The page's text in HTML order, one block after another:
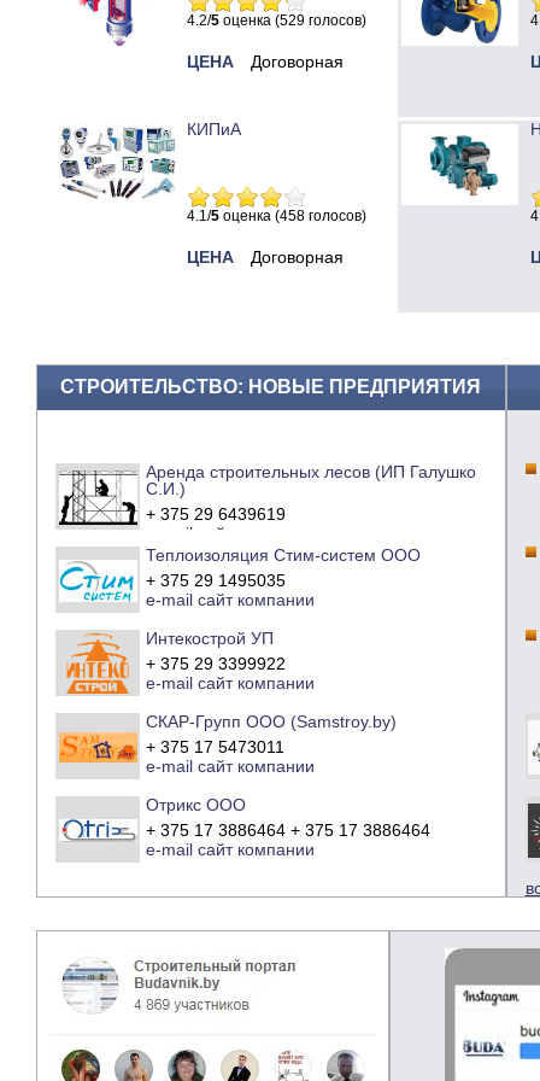
4.2/5 оценка (529 голосов)
ЦЕНА Договорная
КИПиА
4.1/5 оценка (458 голосов)
ЦЕНА Договорная
СТРОИТЕЛЬСТВО: НОВЫЕ ПРЕДПРИЯТИЯ
Аренда строительных лесов (ИП Галушко
С.И.)
+ 375 29 6439619
e-mail
сайт компании
Теплоизоляция Стим-систем ООО
+ 375 29 1495035
e-mail сайт компании
Интекострой УП
+ 375 29 3399922
e-mail сайт компании
СКАР-Групп ООО (Samstroy.by)
+ 375 17 5473011
e-mail сайт компании
Отрикс ООО
+ 375 17 3886464 + 375 17 3886464
e-mail сайт компании